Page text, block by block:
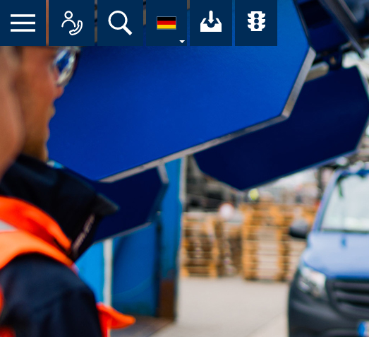
Suche Ihr Download-
Übersicht